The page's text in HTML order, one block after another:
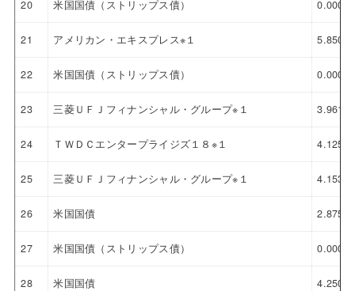
20 米国国債（ストリップス債） 0.000%
21 アメリカン・エキスプレス※１ 5.850%
22 米国国債（ストリップス債） 0.000%
23 三菱ＵＦＪフィナンシャル・グループ※１ 3.961%
24 ＴＷＤＣエンタープライジズ１８※１ 4.125%
25 三菱ＵＦＪフィナンシャル・グループ※１ 4.153%
26 米国国債 2.875%
27 米国国債（ストリップス債） 0.000%
28 米国国債 4.250%